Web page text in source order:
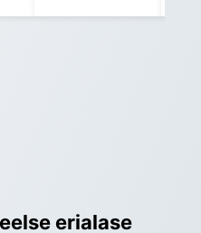
erialase